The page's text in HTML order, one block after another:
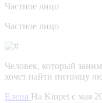
Частное лицо
Частное лицо
Человек, который
хочет найти питомцу
Елена На Kinpet c мая